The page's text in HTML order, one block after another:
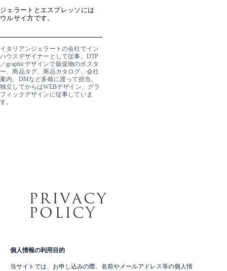
ジェラートとエスプレッソには
ウルサイ方です。
イタリアンジェラートの会社でイン
ハウスデザイナーとして従事。DTP
／graphicデザインで販促物のポスタ
ー、商品タグ、商品カタログ、会社
案内、DMなど多岐に渡って担当。
独立してからはWEBデザイン、グラ
フィックデザインに従事していま
す。
PRIVACY
POLICY
個人情報の利用目的
当サイトでは、お申し込みの際、名前やメールアドレス等の個人情